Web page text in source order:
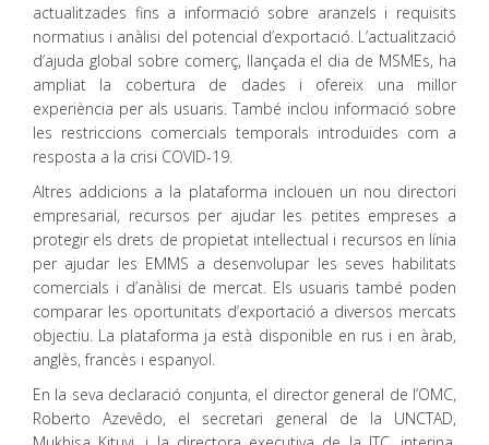
actualitzades fins a informació sobre aranzels i requisits
normatius i anàlisi del potencial d’exportació. L’actualització
d’ajuda global sobre comerç, llançada el dia de MSMEs, ha
ampliat la cobertura de dades i ofereix una millor
experiència per als usuaris. També inclou informació sobre
les restriccions comercials temporals introduïdes com a
resposta a la crisi COVID-19.
Altres addicions a la plataforma inclouen un nou directori
empresarial, recursos per ajudar les petites empreses a
protegir els drets de propietat intel·lectual i recursos en línia
per ajudar les EMMS a desenvolupar les seves habilitats
comercials i d’anàlisi de mercat. Els usuaris també poden
comparar les oportunitats d’exportació a diversos mercats
objectiu. La plataforma ja està disponible en rus i en àrab,
anglès, francès i espanyol.
En la seva declaració conjunta, el director general de l’OMC,
Roberto Azevêdo, el secretari general de la UNCTAD,